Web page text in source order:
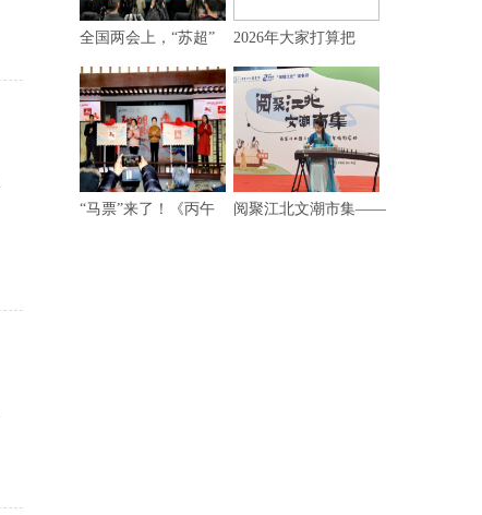
全国两会上，“苏超” 2026年大家打算把
“马票”来了！《丙午 阅聚江北文潮市集——